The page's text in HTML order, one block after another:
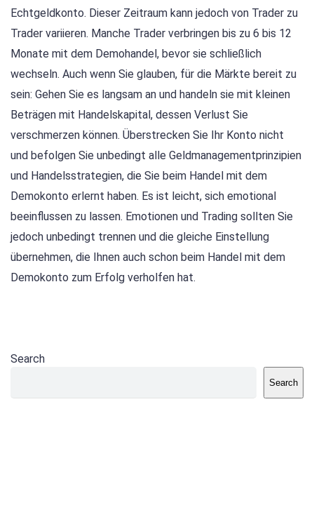
Echtgeldkonto. Dieser Zeitraum kann jedoch von Trader zu
Trader variieren. Manche Trader verbringen bis zu 6 bis 12
Monate mit dem Demohandel, bevor sie schließlich
wechseln. Auch wenn Sie glauben, für die Märkte bereit zu
sein: Gehen Sie es langsam an und handeln sie mit kleinen
Beträgen mit Handelskapital, dessen Verlust Sie
verschmerzen können. Überstrecken Sie Ihr Konto nicht
und befolgen Sie unbedingt alle Geldmanagementprinzipien
und Handelsstrategien, die Sie beim Handel mit dem
Demokonto erlernt haben. Es ist leicht, sich emotional
beeinflussen zu lassen. Emotionen und Trading sollten Sie
jedoch unbedingt trennen und die gleiche Einstellung
übernehmen, die Ihnen auch schon beim Handel mit dem
Demokonto zum Erfolg verholfen hat.
Search
Search